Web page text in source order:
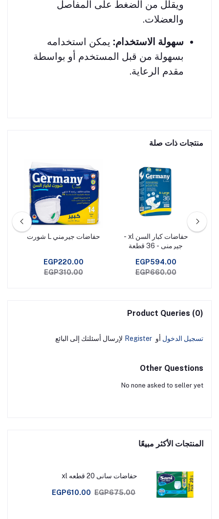
ويقلل من الضغط على المفاصل
والعضلات.
سهولة الاستخدام: يمكن استخدامه
بسهولة من قبل المستخدم أو بواسطة
مقدم الرعاية.
منتجات ذات صلة
حفاضات كبار السن xl -
جيرمنى - 36 قطعة
EGP594.00
EGP660.00
حفاضات جيرمني L شورت
EGP220.00
EGP310.00
Product Queries (0)
تسجيل الدخول أو Register لإرسال أسئلتك إلى البائع
Other Questions
No none asked to seller yet
المنتجات الأكثر مبيعًا
حفاضات سانى 20 قطعه xl
EGP610.00 EGP675.00